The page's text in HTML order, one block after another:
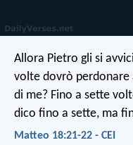
Allora Pietro gli si
volte dovrò
di me? Fino a sette
dico fino a sette, ma
Matteo 18:21-22 - CEI